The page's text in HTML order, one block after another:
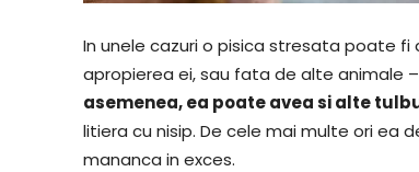
In unele cazuri o pisica stresata poate
apropierea ei, sau fata de alte animale
asemenea, ea poate avea si alte
litiera cu nisip. De cele mai multe ori ea
mananca in exces.